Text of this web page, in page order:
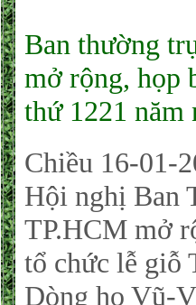
Ban thường
mở rộng, họp
thứ 1221 năm
Chiều 16-01-
Hội nghị Ban
TP.HCM mở
tổ chức lễ giỗ
Dòng họ Vũ-